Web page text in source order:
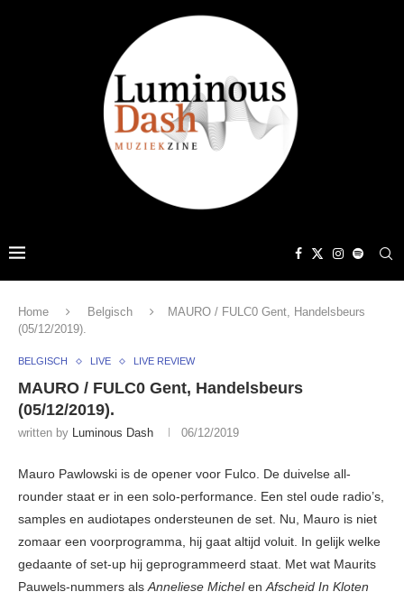
Home Belgisch
MAURO / FULC0 Gent, Handelsbeurs
(05/12/2019).
BELGISCH LIVE LIVE REVIEW
MAURO / FULC0 Gent, Handelsbeurs
(05/12/2019).
written by Luminous Dash 06/12/2019
Mauro Pawlowski is de opener voor Fulco. De duivelse all-
rounder staat er in een solo-performance. Een stel oude radio’s,
samples en audiotapes ondersteunen de set. Nu, Mauro is niet
zomaar een voorprogramma, hij gaat altijd voluit. In gelijk welke
gedaante of set-up hij geprogrammeerd staat. Met wat Maurits
Pauwels-nummers alsAnneliese MichelenAfscheid In Kloten